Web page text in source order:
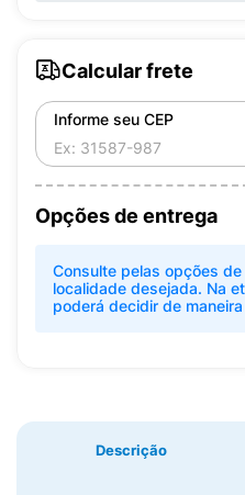
Calcular frete
Informe seu CEP
Opções de entrega
Consulte pelas opções
localidade desejada. Na
poderá decidir de
Descrição